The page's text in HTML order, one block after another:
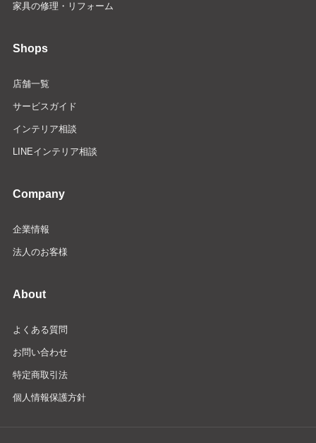
家具の修理・リフォーム
Shops
店舗一覧
サービスガイド
インテリア相談
LINEインテリア相談
Company
企業情報
法人のお客様
About
よくある質問
お問い合わせ
特定商取引法
個人情報保護方針